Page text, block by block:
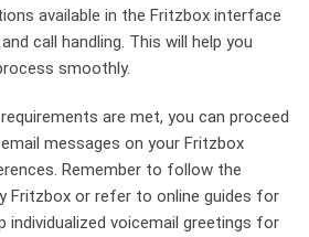
available in the ⁤Fritzbox interface
call handling. This will help you
smoothly.
are⁤ met, ‌you ​can ⁤proceed
messages on your Fritzbox
Remember to ‍follow the‌
‌Fritzbox⁣ or⁢ refer​ to online guides for
individualized voicemail greetings for